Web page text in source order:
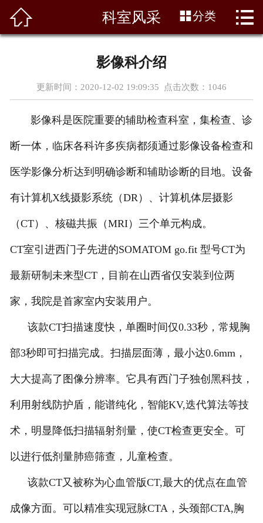
 首页
专家团队
天使园地
医疗设备
党群建设
联系我们
 科室风采 分类 
影像科介绍
更新时间：2020-12-02 19:09:35 点击次数： 1046
影像科是医院重要的辅助检查科室，集检查、诊
断一体，临床各科许多疾病都须通过影像设备检查和
医学影像分析达到明确诊断和辅助诊断的目地。设备
有计算机X线摄影系统（DR）、计算机体层摄影
（CT）、核磁共振（MRI）三个单元构成。
CT室引进西门子先进的SOMATOM go.fit 型号CT为
最新研制未来型CT，目前在山西省仅安装到位两
家，我院是首家室内安装用户。
该款CT扫描速度快，单圈时间仅0.33秒，常规胸
部3秒即可扫描完成。扫描层面薄，最小达0.6mm，
大大提高了图像分辨率。它具有西门子独创黑科技，
利用射线防护盾，能谱纯化，智能KV,迭代算法等技
术，明显降低扫描辐射剂量，使CT检查更安全。可
以进行低剂量肺癌筛查，儿童检查。
该款CT又被称为心血管版CT,最大的优点在血管
成像方面。可以精准实现冠脉CTA，头颈部CTA,胸